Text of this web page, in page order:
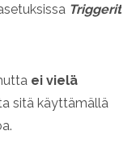
Triggerit
ei vielä
sitä käyttämällä